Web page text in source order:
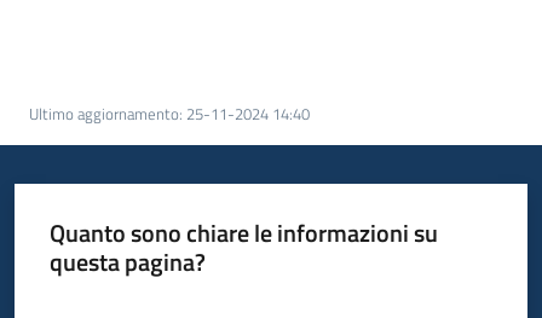
Servizi
Leggi
Atti
Ultimo aggiornamento: 25-11-2024 14:40
Quanto sono chiare le informazioni su
questa pagina?